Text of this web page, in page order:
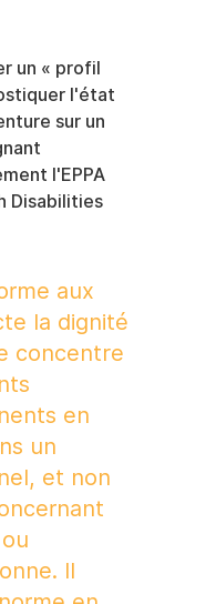
un « profil
l'état
sur un
l'EPPA
Disabilities
aux
la dignité
concentre
en
un
et non
Il